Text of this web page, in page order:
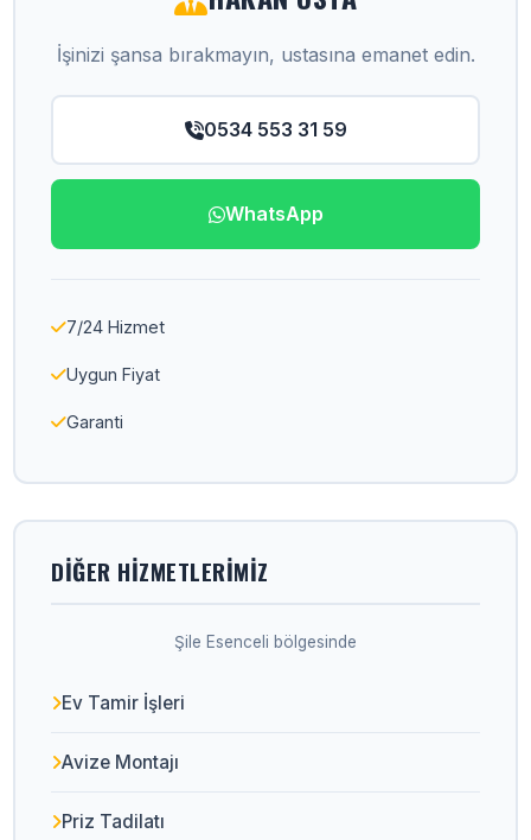
İşinizi şansa bırakmayın, ustasına emanet edin.
0534 553 31 59
WhatsApp
7/24 Hizmet
Uygun Fiyat
Garanti
DIĞER HIZMETLERIMIZ
Şile Esenceli bölgesinde
Ev Tamir İşleri
Avize Montajı
Priz Tadilatı